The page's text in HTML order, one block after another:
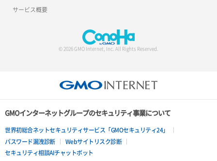
サービス概要
© 2026 GMO Internet, Inc. All Rights Reserved.
GMOインターネットグループのセキュリティ事業について
世界初総合ネットセキュリティサービス「GMOセキュリティ24」
パスワード漏洩診断
Webサイトリスク診断
セキュリティ相談AIチャットボット